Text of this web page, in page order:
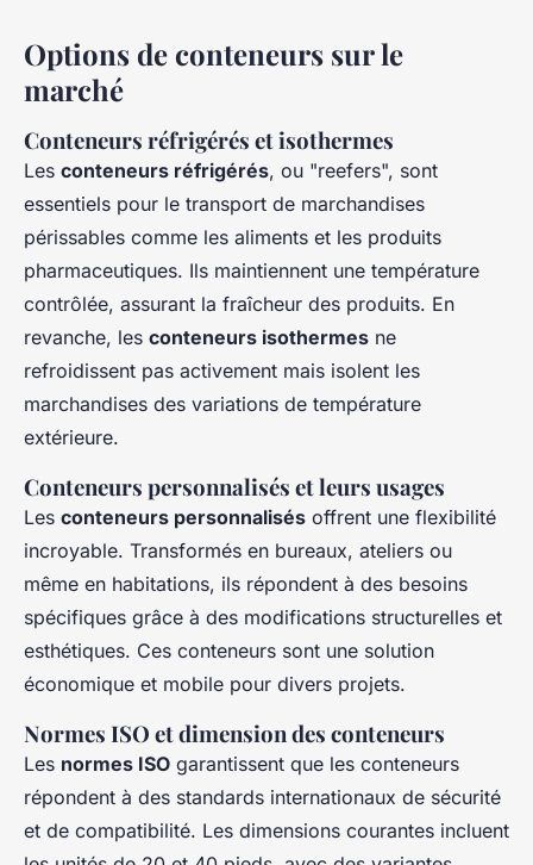
Options de conteneurs sur le
marché
Conteneurs réfrigérés et isothermes
Les conteneurs réfrigérés, ou "reefers", sont
essentiels pour le transport de marchandises
périssables comme les aliments et les produits
pharmaceutiques. Ils maintiennent une température
contrôlée, assurant la fraîcheur des produits. En
revanche, les conteneurs isothermes ne
refroidissent pas activement mais isolent les
marchandises des variations de température
extérieure.
Conteneurs personnalisés et leurs usages
Les conteneurs personnalisés offrent une flexibilité
incroyable. Transformés en bureaux, ateliers ou
même en habitations, ils répondent à des besoins
spécifiques grâce à des modifications structurelles et
esthétiques. Ces conteneurs sont une solution
économique et mobile pour divers projets.
Normes ISO et dimension des conteneurs
Les normes ISO garantissent que les conteneurs
répondent à des standards internationaux de sécurité
et de compatibilité. Les dimensions courantes incluent